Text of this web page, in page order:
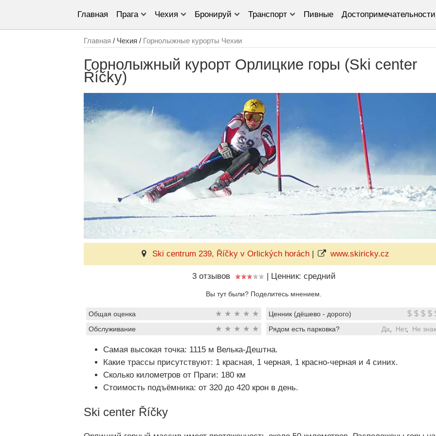
Главная Прага Чехия Бронируй Транспорт Пивные Достопримечательности
Главная / Чехия / Горнолыжные курорты Чехии
Горнолыжный курорт Орлицкие горы (Ski center
Říčky)
Ski centrum 239, Říčky v Orlických horách | www.skiricky.cz
3 отзывов | Ценник: средний
Вы тут были? Поделитесь мнением.
Общая оценка ★ ★ ★ ★ ★ Ценник (дёшево - дорого) $ $ $ $
Обслуживание ★ ★ ★ ★ ★ Рядом есть парковка? Да Нет, Не
Самая высокая точка: 1115 м Велька-Дештна.
Какие трассы присутствуют: 1 красная, 1 черная, 1 красно-черная и 4 синих.
Сколько километров от Праги: 180 км
Стоимость подъёмника: от 320 до 420 крон в день.
Ski center Říčky